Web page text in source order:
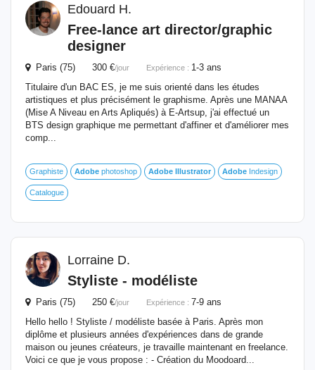
Edouard H.
Free-lance art director/graphic
designer
Paris (75) 300 €/jour Expérience : 1-3 ans
Titulaire d'un BAC ES, je me suis orienté dans les études
artistiques et plus précisément le graphisme. Après une MANAA
(Mise A Niveau en Arts Apliqués) à E-Artsup, j'ai effectué un
BTS design graphique me permettant d'affiner et d'améliorer mes
comp...
Graphiste Adobe photoshop Adobe Illustrator Adobe Indesign
Catalogue
Lorraine D.
Styliste - modéliste
Paris (75) 250 €/jour Expérience : 7-9 ans
Hello hello ! Styliste / modéliste basée à Paris. Après mon
diplôme et plusieurs années d'expériences dans de grande
maison ou jeunes créateurs, je travaille maintenant en freelance.
Voici ce que je vous propose : - Création du Moodoard...